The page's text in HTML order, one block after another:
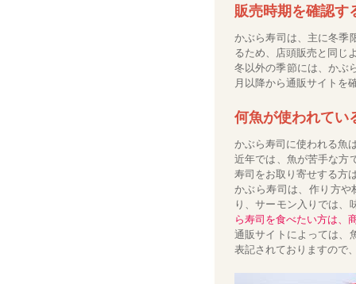
販売時期を確認す
かぶら寿司は、主に冬季
るため、店頭販売と同じ
冬以外の季節には、かぶ
月以降から通販サイトを
何魚が使われてい
かぶら寿司に使われる魚
近年では、魚が苦手な方
寿司をお取り寄せする方
かぶら寿司は、作り方
り、サーモン入りでは、
ら寿司を食べたい方は、
通販サイトによっては、
表記されておりますので